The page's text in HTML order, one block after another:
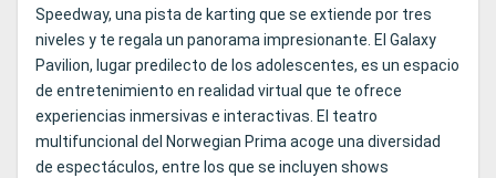
Speedway, una pista de karting que se extiende por tres
niveles y te regala un panorama impresionante. El Galaxy
Pavilion, lugar predilecto de los adolescentes, es un espacio
de entretenimiento en realidad virtual que te ofrece
experiencias inmersivas e interactivas. El teatro
multifuncional del Norwegian Prima acoge una diversidad
de espectáculos, entre los que se incluyen shows